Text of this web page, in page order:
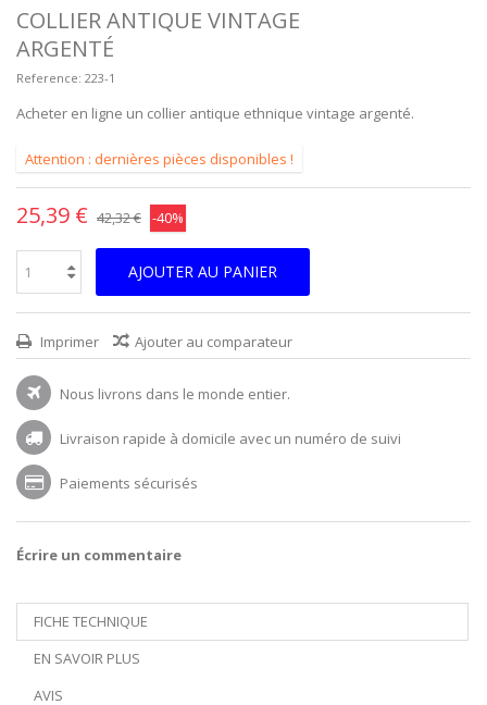
COLLIER ANTIQUE VINTAGE
ARGENTÉ
Reference: 223-1
Acheter en ligne un collier antique ethnique vintage argenté.
Attention : dernières pièces disponibles !
25,39 € 42,32 € -40%
AJOUTER AU PANIER
Imprimer Ajouter au comparateur
Nous livrons dans le monde entier.
Livraison rapide à domicile avec un numéro de suivi
Paiements sécurisés
Écrire un commentaire
FICHE TECHNIQUE
EN SAVOIR PLUS
AVIS